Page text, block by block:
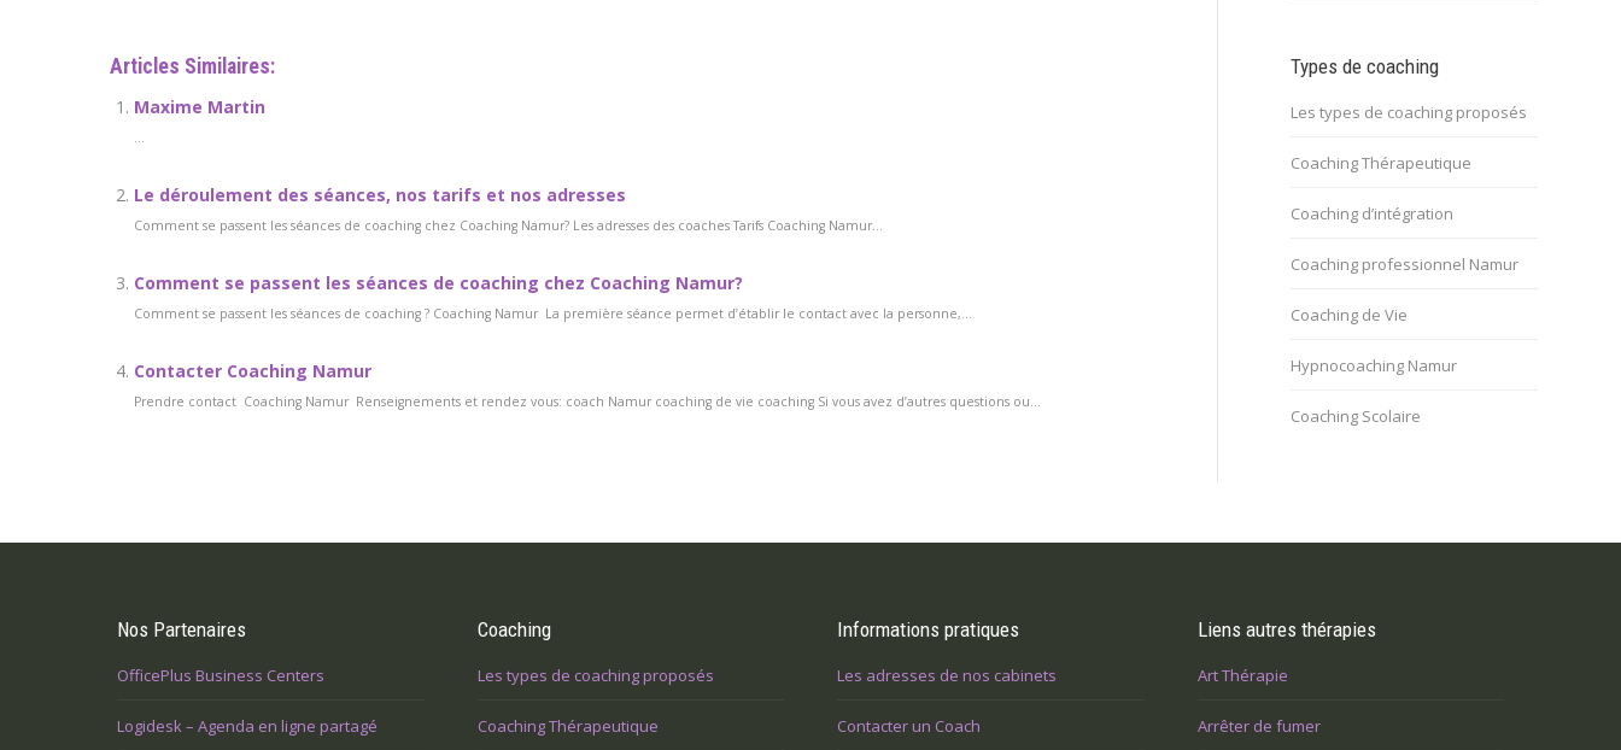
Articles Similaires:
Maxime Martin
...
Le déroulement des séances, nos tarifs et nos adresses
Comment se passent les séances de coaching chez Coaching Namur? Les adresses des coaches Tarifs Coaching Namur...
Comment se passent les séances de coaching chez Coaching Namur?
Comment se passent les séances de coaching ? Coaching Namur La première séance permet d’établir le contact avec la personne,...
Contacter Coaching Namur
Prendre contact Coaching Namur Renseignements et rendez vous: coach Namur coaching de vie coaching Si vous avez d’autres questions ou...
Types de coaching
Les types de coaching proposés
Coaching Thérapeutique
Coaching d’intégration
Coaching professionnel Namur
Coaching de Vie
Hypnocoaching Namur
Coaching Scolaire
Nos Partenaires
OfficePlus Business Centers
Logidesk – Agenda en ligne partagé
Coaching
Les types de coaching proposés
Coaching Thérapeutique
Informations pratiques
Les adresses de nos cabinets
Contacter un Coach
Liens autres thérapies
Art Thérapie
Arrêter de fumer